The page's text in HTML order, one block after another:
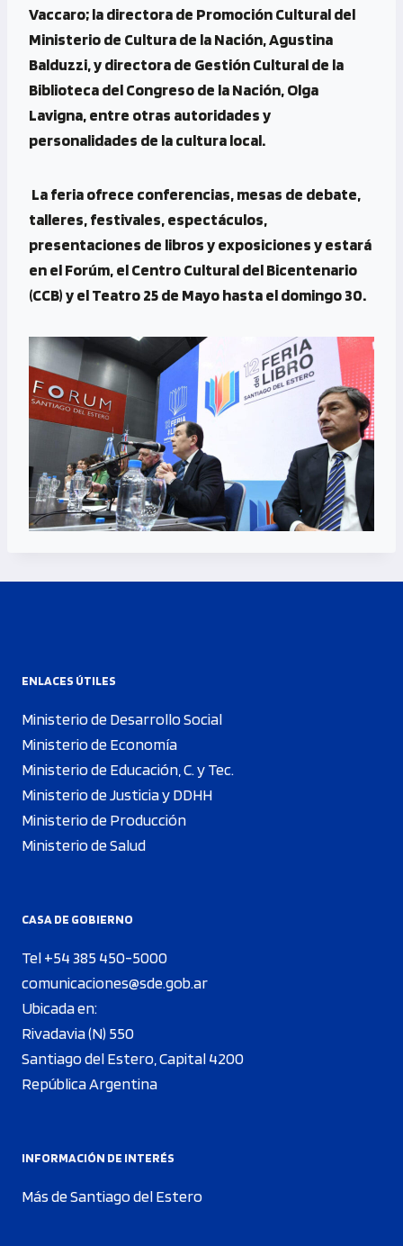
Vaccaro; la directora de Promoción Cultural del
Ministerio de Cultura de la Nación, Agustina
Balduzzi, y directora de Gestión Cultural de la
Biblioteca del Congreso de la Nación, Olga
Lavigna, entre otras autoridades y
personalidades de la cultura local.
La feria ofrece conferencias, mesas de debate,
talleres, festivales, espectáculos,
presentaciones de libros y exposiciones y estará
en el Forúm, el Centro Cultural del Bicentenario
(CCB) y el Teatro 25 de Mayo hasta el domingo 30.
ENLACES ÚTILES
Ministerio de Desarrollo Social
Ministerio de Economía
Ministerio de Educación, C. y Tec.
Ministerio de Justicia y DDHH
Ministerio de Producción
Ministerio de Salud
CASA DE GOBIERNO
Tel +54 385 450-5000
comunicaciones@sde.gob.ar
Ubicada en:
Rivadavia (N) 550
Santiago del Estero, Capital 4200
República Argentina
INFORMACIÓN DE INTERÉS
Más de Santiago del Estero